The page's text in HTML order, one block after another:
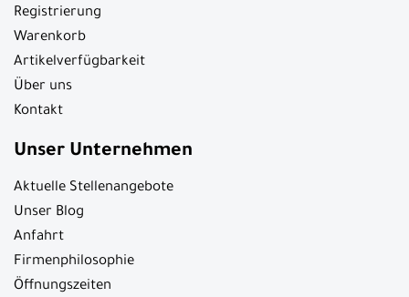
Registrierung
Warenkorb
Artikelverfügbarkeit
Über uns
Kontakt
Unser Unternehmen
Aktuelle Stellenangebote
Unser Blog
Anfahrt
Firmenphilosophie
Öffnungszeiten